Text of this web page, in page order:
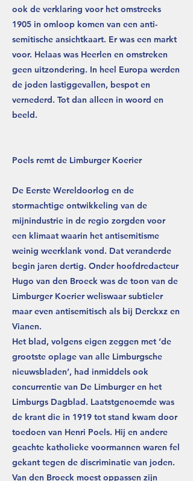
ook de verklaring voor het omstreeks
1905 in omloop komen van een anti-
semitische ansichtkaart. Er was een markt
voor. Helaas was Heerlen en omstreken
geen uitzondering. In heel Europa werden
de joden lastiggevallen, bespot en
vernederd. Tot dan alleen in woord en
beeld.
Poels remt de Limburger Koerier
De Eerste Wereldoorlog en de
stormachtige ontwikkeling van de
mijnindustrie in de regio zorgden voor
een klimaat waarin het antisemitisme
weinig weerklank vond. Dat veranderde
begin jaren dertig. Onder hoofdredacteur
Hugo van den Broeck was de toon van de
Limburger Koerier weliswaar subtieler
maar even antisemitisch als bij Derckxz en
Vianen.
Het blad, volgens eigen zeggen met ‘de
grootste oplage van alle Limburgsche
nieuwsbladen’, had inmiddels ook
concurrentie van De Limburger en het
Limburgs Dagblad. Laatstgenoemde was
de krant die in 1919 tot stand kwam door
toedoen van Henri Poels. Hij en andere
geachte katholieke voormannen waren fel
gekant tegen de discriminatie van joden.
Van den Broeck moest oppassen zijn